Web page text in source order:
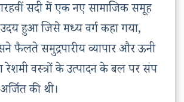
सदी में एक नए सामाजिक समूह
हुआ जिसे मध्य वर्ग कहा गया,
फैलते समुद्रपारीय व्यापार और ऊनी
रेशमी वस्त्रों के उत्पादन के बल पर संप
की थी।